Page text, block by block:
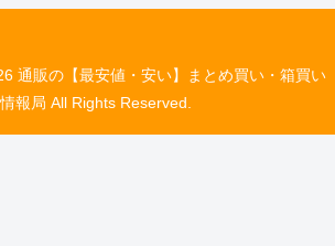
通販の【最安値・安い】まとめ買い・箱買い
報局 All Rights Reserved.